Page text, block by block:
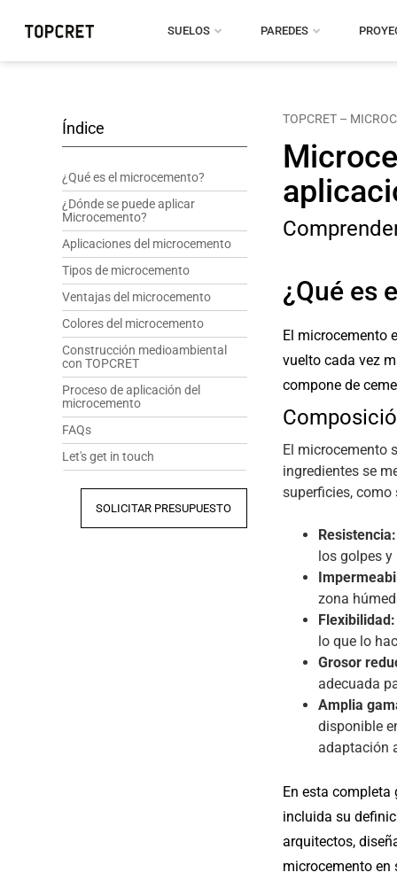
SUELOS PAREDES
Índice
¿Qué es el microcemento?
¿Dónde se puede aplicar
Microcemento?
Aplicaciones del microcemento
Tipos de microcemento
Ventajas del microcemento
Colores del microcemento
Construcción medioambiental
con TOPCRET
Proceso de aplicación del
microcemento
FAQs
Let's get in touch
SOLICITAR PRESUPUESTO
TOPCRET –
¿Qué es
El microcemento
vuelto cada vez
compone de
El microcemento
ingredientes se
superficies, como
Resistencia:
los golpes
zona
Flexibilidad:
lo que lo
Grosor
adecuada
Amplia
disponible
adaptación
En esta completa
incluida su
arquitectos,
microcemento en